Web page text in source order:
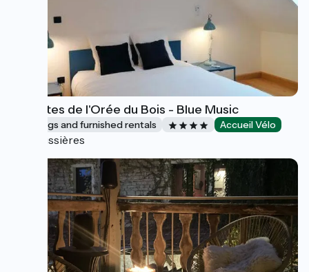
Les Gîtes de l'Orée du Bois - Blue Music
Lodgings and furnished rentals Accueil Vélo
Boussières